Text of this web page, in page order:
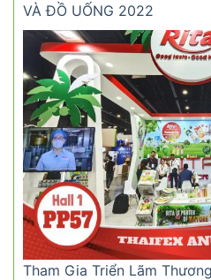
VÀ ĐỒ UỐNG 2022
Tham Gia Triển Lãm